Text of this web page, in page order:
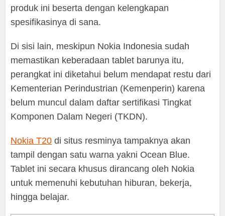
produk ini beserta dengan kelengkapan
spesifikasinya di sana.
Di sisi lain, meskipun Nokia Indonesia sudah
memastikan keberadaan tablet barunya itu,
perangkat ini diketahui belum mendapat restu dari
Kementerian Perindustrian (Kemenperin) karena
belum muncul dalam daftar sertifikasi Tingkat
Komponen Dalam Negeri (TKDN).
Nokia T20 di situs resminya tampaknya akan
tampil dengan satu warna yakni Ocean Blue.
Tablet ini secara khusus dirancang oleh Nokia
untuk memenuhi kebutuhan hiburan, bekerja,
hingga belajar.